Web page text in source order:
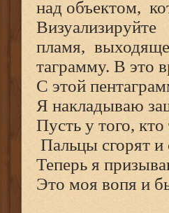
над объектом,
пламя,
таграмму. В это
С этой
Я накладываю
Пусть у того,
Пальцы сгорят и
Теперь я
Это моя вопя и